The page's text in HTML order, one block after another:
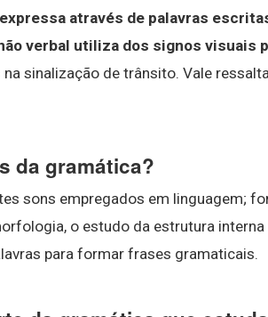
através de palavras
verbal utiliza dos signos visuais
sinalização de trânsito. Vale
da gramática?
sons empregados em linguagem;
o estudo da estrutura
para formar frases gramaticais.